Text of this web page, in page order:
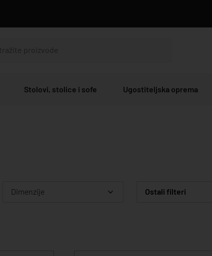
Stolovi, stolice i sofe Ugostiteljska oprema
Dimenzije Ostali filteri